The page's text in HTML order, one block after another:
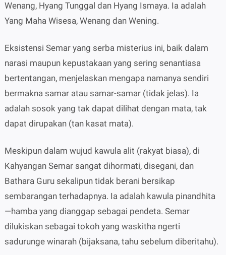
Wenang, Hyang Tunggal dan Hyang Ismaya. Ia adalah
Yang Maha Wisesa, Wenang dan Wening.
Eksistensi Semar yang serba misterius ini, baik dalam
narasi maupun kepustakaan yang sering senantiasa
bertentangan, menjelaskan mengapa namanya sendiri
bermakna samar atau samar-samar (tidak jelas). Ia
adalah sosok yang tak dapat dilihat dengan mata, tak
dapat dirupakan (tan kasat mata).
Meskipun dalam wujud kawula alit (rakyat biasa), di
Kahyangan Semar sangat dihormati, disegani, dan
Bathara Guru sekalipun tidak berani bersikap
sembarangan terhadapnya. Ia adalah kawula pinandhita
—hamba yang dianggap sebagai pendeta. Semar
dilukiskan sebagai tokoh yang waskitha ngerti
sadurunge winarah (bijaksana, tahu sebelum diberitahu).